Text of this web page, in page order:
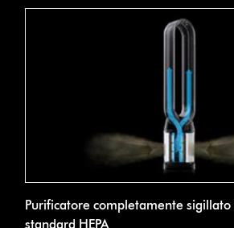
Purificatore completamente sigillato
standard HEPA